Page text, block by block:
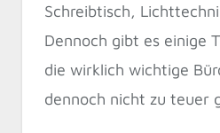
Schreibtisch,
Dennoch gibt es einige
die wirklich wichtige
dennoch nicht zu teuer